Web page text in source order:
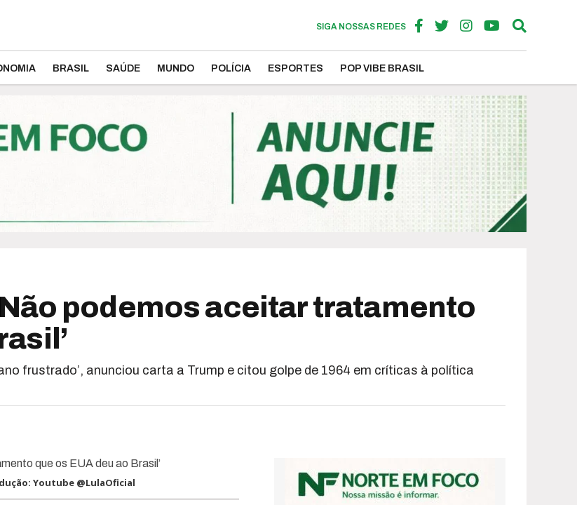
SIGA NOSSAS REDES
BRASIL SAÚDE MUNDO POLÍCIA ESPORTES POP VIBE BRASIL
podemos aceitar tratamento
frustrado’, anunciou carta a Trump e citou golpe de 1964 em críticas à política
Youtube @LulaOficial